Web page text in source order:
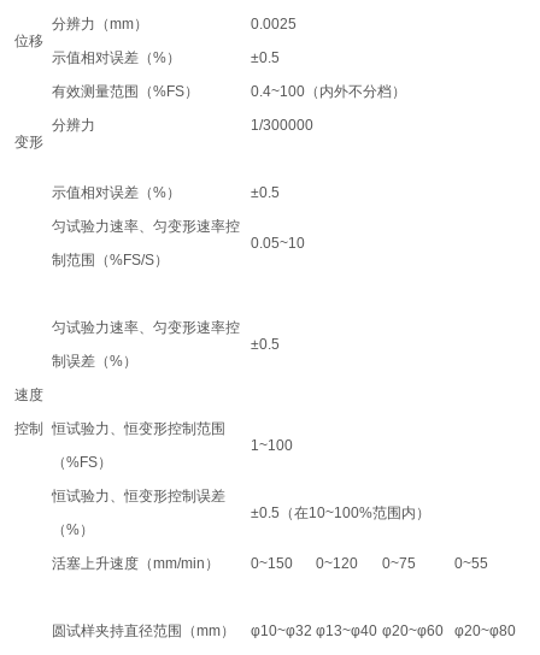
位移
分辨力（mm）
0.0025
示值相对误差（%）
±0.5
变形
有效测量范围（%FS）
0.4~100（内外不分档）
分辨力
1/300000
示值相对误差（%） ±0.5
速度
控制
匀试验力速率、匀变形速率控
制范围（%FS/S）
0.05~10
匀试验力速率、匀变形速率控
制误差（%）
±0.5
恒试验力、恒变形控制范围
（%FS）
1~100
恒试验力、恒变形控制误差
（%）
±0.5（在10~100%范围内）
活塞上升速度（mm/min） 0~150 0~120 0~75 0~55
圆试样夹持直径范围（mm） φ10~φ32 φ13~φ40 φ20~φ60 φ20~φ80